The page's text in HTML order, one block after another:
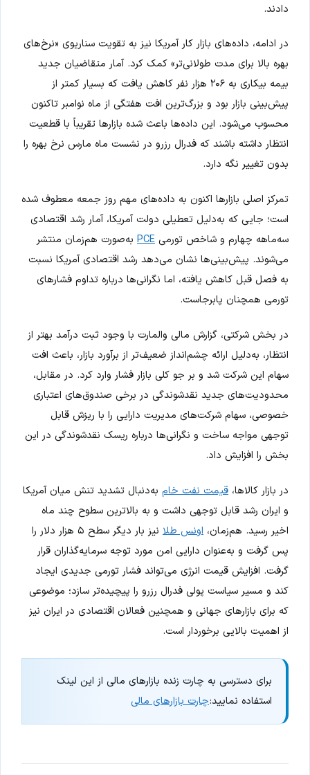
دادند.
در ادامه، داده‌های بازار کار آمریکا نیز به تقویت سناریوی «نرخ‌های
بهره بالا برای مدت طولانی‌تر» کمک کرد. آمار متقاضیان جدید
بیمه بیکاری به ۲۰۶ هزار نفر کاهش یافت که بسیار کمتر از
پیش‌بینی بازار بود و بزرگ‌ترین افت هفتگی از ماه نوامبر تاکنون
محسوب می‌شود. این داده‌ها باعث شده بازارها تقریباً با قطعیت
انتظار داشته باشند که فدرال رزرو در نشست ماه مارس نرخ بهره را
بدون تغییر نگه دارد.
تمرکز اصلی بازارها اکنون به داده‌های مهم روز جمعه معطوف شده
است؛ جایی که به‌دلیل تعطیلی دولت آمریکا، آمار رشد اقتصادی
سه‌ماهه چهارم و شاخص تورمی PCE به‌صورت هم‌زمان منتشر
می‌شوند. پیش‌بینی‌ها نشان می‌دهد رشد اقتصادی آمریکا نسبت
به فصل قبل کاهش یافته، اما نگرانی‌ها درباره تداوم فشارهای
تورمی همچنان پابرجاست.
در بخش شرکتی، گزارش مالی والمارت با وجود ثبت درآمد بهتر از
انتظار، به‌دلیل ارائه چشم‌انداز ضعیف‌تر از برآورد بازار، باعث افت
سهام این شرکت شد و بر جو کلی بازار فشار وارد کرد. در مقابل،
محدودیت‌های جدید نقدشوندگی در برخی صندوق‌های اعتباری
خصوصی، سهام شرکت‌های مدیریت دارایی را با ریزش قابل
توجهی مواجه ساخت و نگرانی‌ها درباره ریسک نقدشوندگی در این
بخش را افزایش داد.
در بازار کالاها، قیمت نفت خام به‌دنبال تشدید تنش میان آمریکا
و ایران رشد قابل توجهی داشت و به بالاترین سطوح چند ماه
اخیر رسید. هم‌زمان، اونس طلا
نیز بار دیگر سطح ۵ هزار دلار را
پس گرفت و به‌عنوان دارایی امن مورد توجه سرمایه‌گذاران قرار
گرفت. افزایش قیمت انرژی می‌تواند فشار تورمی جدیدی ایجاد
کند و مسیر سیاست پولی فدرال رزرو را پیچیده‌تر سازد؛ موضوعی
که برای بازارهای جهانی و همچنین فعالان اقتصادی در ایران نیز
از اهمیت بالایی برخوردار است.
برای دسترسی به چارت زنده بازارهای مالی از این لینک
استفاده نمایید:چارت بازارهای مالی